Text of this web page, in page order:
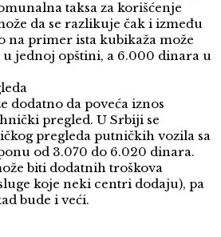
taksa za korišćenje
da se razlikuje čak i između
na primer ista kubikaža može
jednoj opštini, a 6.000 dinara u
dodatno da poveća iznos
pregled. U Srbiji se
pregleda putničkih vozila sa
od 3.070 do 6.020 dinara.
biti dodatnih troškova
koje neki centri dodaju), pa
bude i veći.